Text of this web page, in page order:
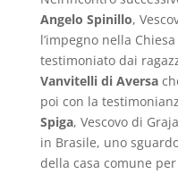
Angelo Spinillo,
l’impegno nella
testimoniato dai
Vanvitelli di Aversa
poi con la
Spiga, Vescovo di
in Brasile, uno
della casa comune